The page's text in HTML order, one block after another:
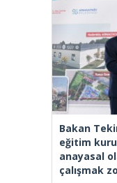
Bakan
eğitim
anayasal
çalışmak